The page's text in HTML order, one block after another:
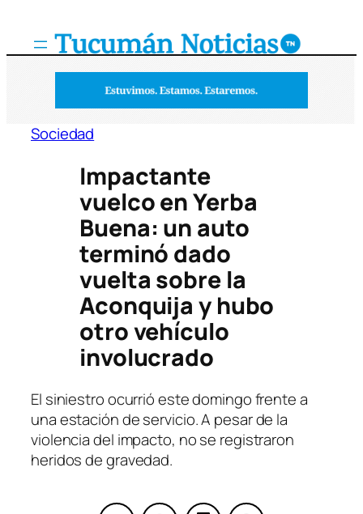
Sociedad
Impactante
vuelco en Yerba
Buena: un auto
terminó dado
vuelta sobre la
Aconquija y hubo
otro vehículo
involucrado
El siniestro ocurrió este domingo frente a
una estación de servicio. A pesar de la
violencia del impacto, no se registraron
heridos de gravedad.